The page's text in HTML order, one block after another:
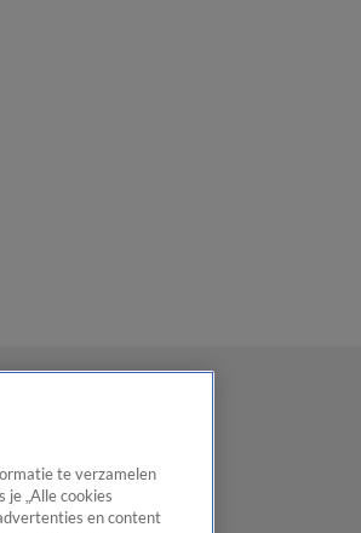
te verzamelen
je „Alle cookies
en content